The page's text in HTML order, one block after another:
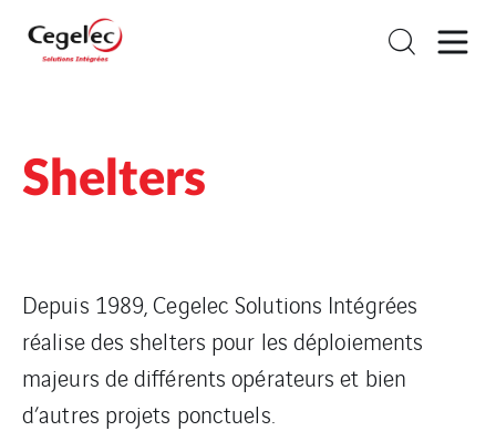
Shelters
Depuis 1989, Cegelec Solutions Intégrées
réalise des shelters pour les déploiements
majeurs de différents opérateurs et bien
d’autres projets ponctuels.